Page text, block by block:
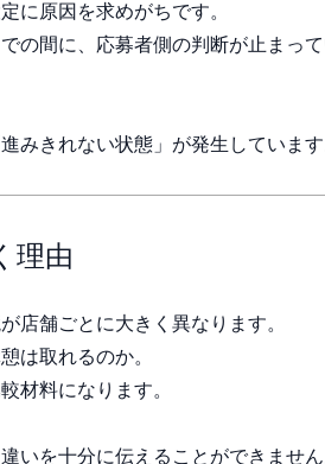
に原因を求めがちです。
の間に、応募者側の判断が止まっ
みきれない状態」が発生しています
理由
店舗ごとに大きく異なります。
は取れるのか。
材料になります。
いを十分に伝えることができません